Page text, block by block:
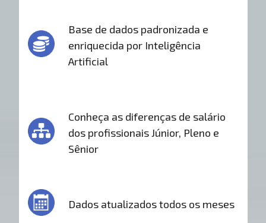
Base de dados padronizada e
enriquecida por Inteligência
Artificial
Conheça as diferenças de salário
dos profissionais Júnior, Pleno e
Sênior
Dados atualizados todos os meses